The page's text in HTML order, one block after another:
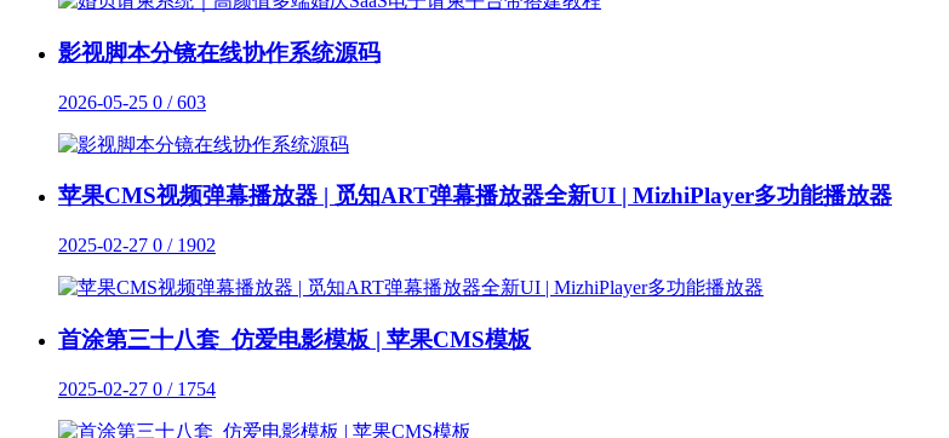
影视脚本分镜在线协作系统源码
2026-05-25 0 / 603
苹果CMS视频弹幕播放器 | 觅知ART弹幕播放器全新UI | MizhiPlayer多功能播放器
2025-02-27 0 / 1902
首涂第三十八套_仿爱电影模板 | 苹果CMS模板
2025-02-27 0 / 1754